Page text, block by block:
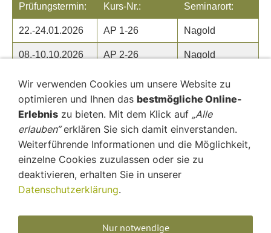
Prüfungstermin: Kurs-Nr.: Seminarort:
22.-24.01.2026 AP 1-26 Nagold
08.-10.10.2026 AP 2-26 Nagold
PRÜFUNGSGEBÜHR
Wir verwenden Cookies um unsere Website zu
optimieren und Ihnen das bestmögliche Online-
Erlebnis zu bieten. Mit dem Klick auf „Alle
erlauben“erklären Sie sich damit einverstanden.
Weiterführende Informationen und die Möglichkeit,
einzelne Cookies zuzulassen oder sie zu
deaktivieren, erhalten Sie in unserer
Datenschutzerklärung.
Nur notwendige